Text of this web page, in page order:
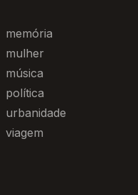
memória
mulher
música
política
urbanidade
viagem